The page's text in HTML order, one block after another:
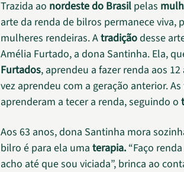
Trazida ao nordeste do Brasil pelas
arte da renda de bilros permanece viva,
mulheres rendeiras. Atradiçãodesse
Amélia Furtado, a dona Santinha. Ela,
Furtados, aprendeu a fazer renda aos 12
vez aprendeu com a geração anterior.
aprenderam a tecer a renda, seguindo o
Aos 63 anos, dona Santinha mora
bilro é para ela uma terapia. “Faço
acho até que sou viciada”, brinca ao